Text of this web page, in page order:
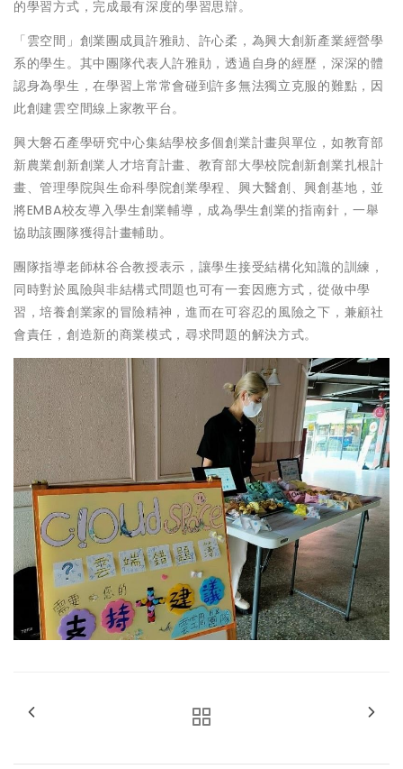
的學習方式，完成最有深度的學習思辯。
「雲空間」創業團成員許雅勛、許心柔，為興大創新產業經營學
系的學生。其中團隊代表人許雅勛，透過自身的經歷，深深的體
認身為學生，在學習上常常會碰到許多無法獨立克服的難點，因
此創建雲空間線上家教平台。
興大磐石產學研究中心集結學校多個創業計畫與單位，如教育部
新農業創新創業人才培育計畫、教育部大學校院創新創業扎根計
畫、管理學院與生命科學院創業學程、興大醫創、興創基地，並
將EMBA校友導入學生創業輔導，成為學生創業的指南針，一舉
協助該團隊獲得計畫輔助。
團隊指導老師林谷合教授表示，讓學生接受結構化知識的訓練，
同時對於風險與非結構式問題也可有一套因應方式，從做中學
習，培養創業家的冒險精神，進而在可容忍的風險之下，兼顧社
會責任，創造新的商業模式，尋求問題的解決方式。